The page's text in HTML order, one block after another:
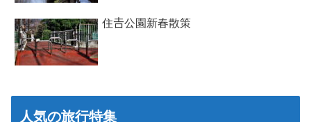
住𠮷公園新春散策
人気の旅行特集